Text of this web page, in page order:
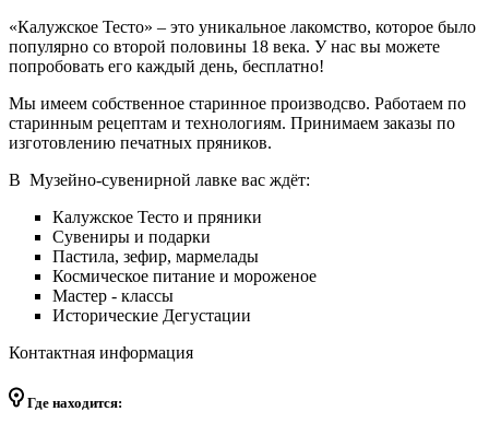
«Калужское Тесто» – это уникальное лакомство, которое было
популярно со второй половины 18 века. У нас вы можете
попробовать его каждый день, бесплатно!
Мы имеем собственное старинное производсво. Работаем по
старинным рецептам и технологиям. Принимаем заказы по
изготовлению печатных пряников.
В Музейно-сувенирной лавке вас ждёт:
Калужское Тесто и пряники
Сувениры и подарки
Пастила, зефир, мармелады
Космическое питание и мороженое
Мастер - классы
Исторические Дегустации
Контактная информация
Где находится: